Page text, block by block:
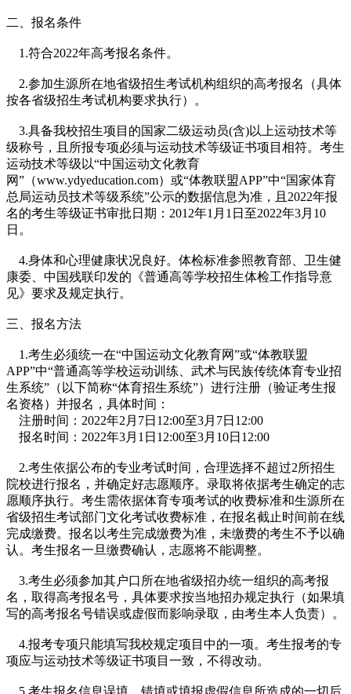
二、报名条件
1.符合2022年高考报名条件。
2.参加生源所在地省级招生考试机构组织的高考报名（具体
按各省级招生考试机构要求执行）。
3.具备我校招生项目的国家二级运动员(含)以上运动技术等
级称号，且所报专项必须与运动技术等级证书项目相符。考生
运动技术等级以“中国运动文化教育
网”（www.ydyeducation.com）或“体教联盟APP”中“国家体育
总局运动员技术等级系统”公示的数据信息为准，且2022年报
名的考生等级证书审批日期：2012年1月1日至2022年3月10
日。
4.身体和心理健康状况良好。体检标准参照教育部、卫生健
康委、中国残联印发的《普通高等学校招生体检工作指导意
见》要求及规定执行。
三、报名方法
1.考生必须统一在“中国运动文化教育网”或“体教联盟
APP”中“普通高等学校运动训练、武术与民族传统体育专业招
生系统”（以下简称“体育招生系统”）进行注册（验证考生报
名资格）并报名，具体时间：
注册时间：2022年2月7日12:00至3月7日12:00
报名时间：2022年3月1日12:00至3月10日12:00
2.考生依据公布的专业考试时间，合理选择不超过2所招生
院校进行报名，并确定好志愿顺序。录取将依据考生确定的志
愿顺序执行。考生需依据体育专项考试的收费标准和生源所在
省级招生考试部门文化考试收费标准，在报名截止时间前在线
完成缴费。报名以考生完成缴费为准，未缴费的考生不予以确
认。考生报名一旦缴费确认，志愿将不能调整。
3.考生必须参加其户口所在地省级招办统一组织的高考报
名，取得高考报名号，具体要求按当地招办规定执行（如果填
写的高考报名号错误或虚假而影响录取，由考生本人负责）。
4.报考专项只能填写我校规定项目中的一项。考生报考的专
项应与运动技术等级证书项目一致，不得改动。
5.考生报名信息误填、错填或填报虚假信息所造成的一切后